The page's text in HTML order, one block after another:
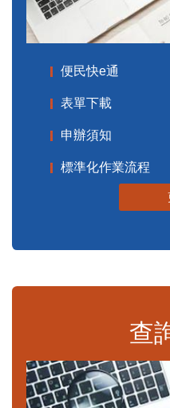
便民快e通
表單下載
申辦須知
標準化作業流程
查